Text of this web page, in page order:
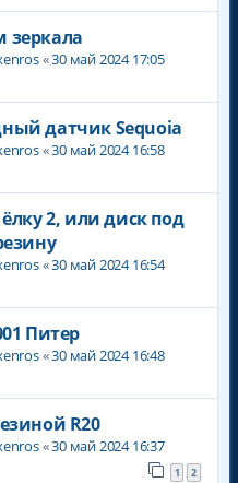
зеркала
«30 май 2024 17:05
датчик Sequoia
«30 май 2024 16:58
2, или диск под
«30 май 2024 16:54
Питер
«30 май 2024 16:48
R20
«30 май 2024 16:37
1 2